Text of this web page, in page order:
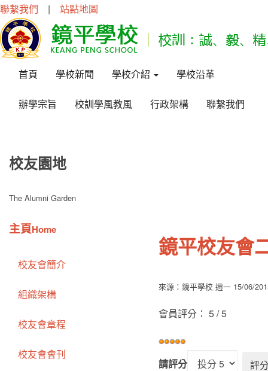
聯繫我們 | 站點地圖
首頁 學校新聞 學校介紹 學校沿革
辦學宗旨 校訓學風教風 行政架構 聯繫我們
校友園地
The Alumni Garden
鏡平校友會
來源：鏡平學校 週一 15/06/
會員評分： 5/5
請評分
主頁Home
校友會簡介
組織架構
校友會章程
校友會會刊